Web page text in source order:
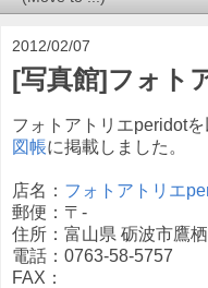
2012/02/07
[写真館]フォト
フォトアトリエperidot
図帳に掲載しました。
店名： フォトアトリエ
郵便：〒-
住所：富山県 砺波市鷹
電話：0763-58-5757
FAX：